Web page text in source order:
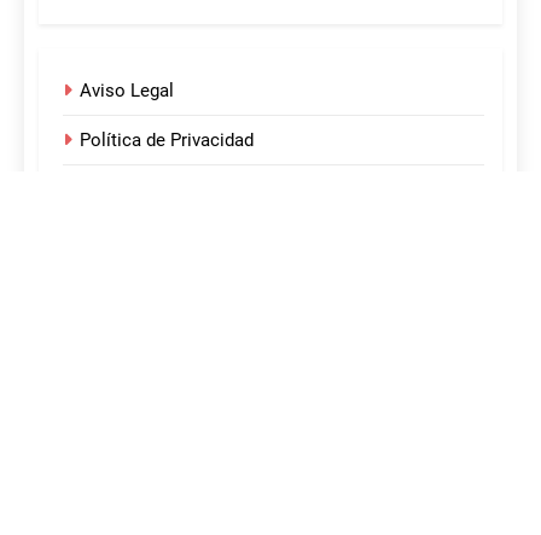
Aviso Legal
Política de Privacidad